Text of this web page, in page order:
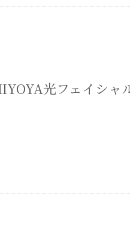
光フェイシャ